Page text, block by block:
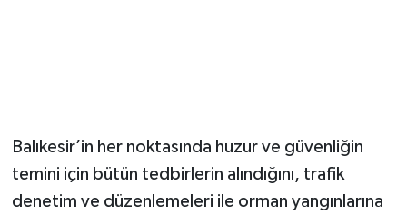
Balıkesir’in her noktasında huzur ve güvenliğin
temini için bütün tedbirlerin alındığını, trafik
denetim ve düzenlemeleri ile orman yangınlarına